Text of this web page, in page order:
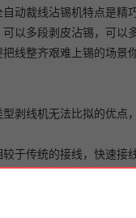
动裁线沾锡机特点是精
以多段剥皮沾锡，可以
线整齐艰难上锡的场景
剥线机无法比拟的优点
于传统的接线，快速接
筑物保温性能的同时大
而含美观性的乳胶漆